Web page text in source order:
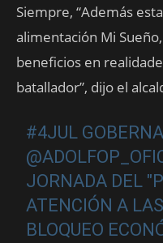
Siempre, “Además
alimentación Mi
beneficios en
batallador”, dijo el
#4JUL
JORNADA DEL
ATENCIÓN A
BLOQUEO